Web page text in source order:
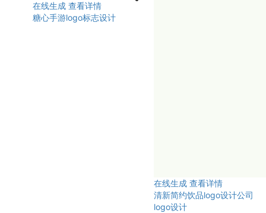
在线生成 查看详情
糖心手游logo标志设计
在线生成 查看详情
清新简约饮品logo设计公司
logo设计